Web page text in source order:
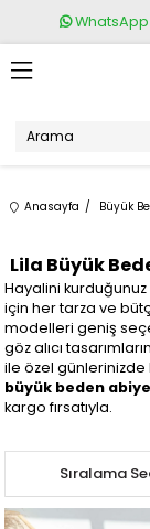
WhatsApp
Anasayfa Büyük
Lila Büyük
Hayalini
için her tarza ve
modelleri geniş
göz alıcı
ile özel günlerinizde
büyük beden abiye
kargo fırsatıyla.